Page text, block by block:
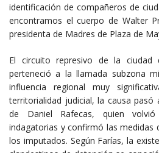
identificación de compañeros de
encontramos el cuerpo de Walter
presidenta de Madres de Plaza de
El circuito represivo de la ciudad
perteneció a la llamada subzona
influencia regional muy
territorialidad judicial, la causa
de Daniel Rafecas, quien
indagatorias y confirmó las medidas
los imputados. Según Farías, la